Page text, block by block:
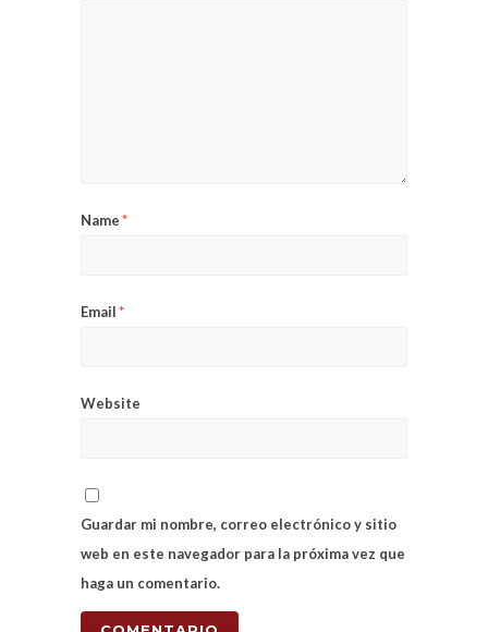
Name*
Email*
Website
Guardar mi nombre, correo electrónico y sitio
web en este navegador para la próxima vez que
haga un comentario.